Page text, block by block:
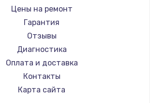
ноутбуков Predator
Ремонт ноутбуков iru
ноутбуков Machenike
Ремонт ноутбуков DEXP
Ремонт ноутбуков Teclast
Ремонт ноутбуков CHUWI
ноутбуков Colorful
Aquarius
Gigabyte
Aorus
Maibenben
Getac
Epson
Philips
Цены на ремонт
Гарантия
Отзывы
Диагностика
Оплата и доставка
Контакты
Карта сайта